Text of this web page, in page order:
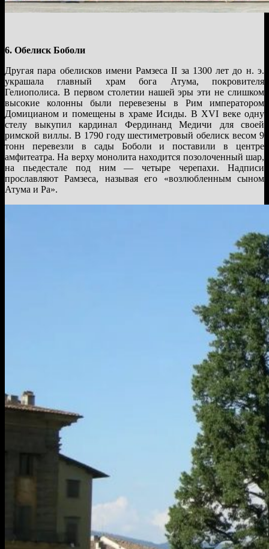
6. Обелиск Боболи
Другая пара обелисков имени Рамзеса II за 1300 лет до н. э.
украшала главный храм бога Атума, покровителя
Гелиополиса. В первом столетии нашей эры эти не слишком
высокие колонны были перевезены в Рим императором
Домицианом и помещены в храме Исиды. В XVI веке одну
стелу выкупил кардинал Фердинанд Медичи для своей
римской виллы. В 1790 году шестиметровый обелиск весом 9
тонн перевезли в сады Боболи и поставили в центре
амфитеатра. На верху монолита находится позолоченный шар,
на пьедестале под ним — четыре черепахи. Надписи
прославляют Рамзеса, называя его «возлюбленным сыном
Атума и Ра».